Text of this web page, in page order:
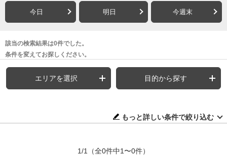
今日 明日 今週末
該当の検索結果は0件でした。
条件を変えてお探しください。
エリアを選択 目的から探す
もっと詳しい条件で絞り込む
1/1 （全0件中1〜0件）